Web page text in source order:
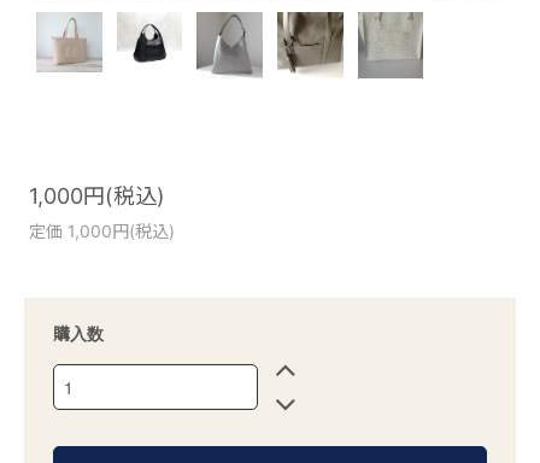
1,000円(税込)
定価 1,000円(税込)
購入数